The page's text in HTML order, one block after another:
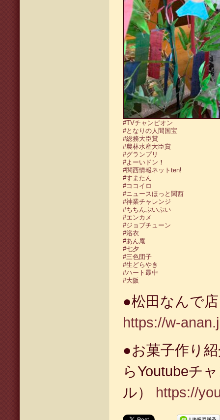
#TVチャンピオン
#となりの人間国宝
#総務大臣賞
#農林水産大臣賞
#グランプリ
#よーいドン ！
#関西情報ネットten!
#すまたん
#ココイロ
#ニュースほっと関西
#神業チャレンジ
#ちちんぷいぷい
#エンカメ
#ジョブチューン
#浴衣
#あん庵
#七夕
#三色団子
#生どらやき
#ハート最中
#大阪
●松田なんで
https://w-
●お菓子作り
らYoutubeチ
ル） https://